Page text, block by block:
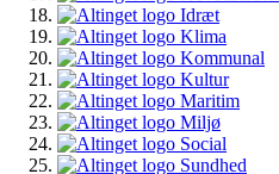
Idræt
Klima
Kommunal
Kultur
Maritim
Miljø
Social
Sundhed